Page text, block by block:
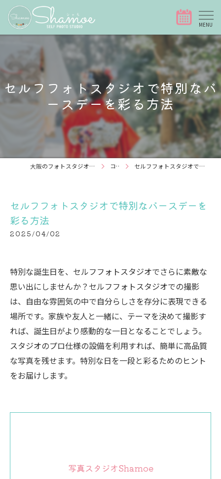
セルフフォトスタジオで特別なバ
ースデーを彩る方法
大阪のフォトスタジオなら写真スタジオShamoe コラム セルフフォトスタジオで特別なバースデーを彩る方法
セルフフォトスタジオで特別なバースデーを
彩る方法
2025/04/02
特別な誕生日を、セルフフォトスタジオでさらに素敵な
思い出にしませんか？セルフフォトスタジオでの撮影
は、自由な雰囲気の中で自分らしさを存分に表現できる
場所です。家族や友人と一緒に、テーマを決めて撮影す
れば、誕生日がより感動的な一日となることでしょう。
スタジオのプロ仕様の設備を利用すれば、簡単に高品質
な写真を残せます。特別な日を一段と彩るためのヒント
をお届けします。
写真スタジオShamoe